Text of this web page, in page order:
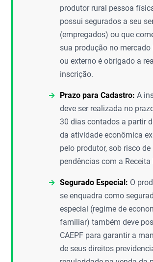
produtor rural pessoa
possui segurados a seu
(empregados) ou que
sua produção no mercado
ou externo é obrigado a
inscrição.
Prazo para Cadastro: A
deve ser realizada no
30 dias contados a partir
da atividade econômica
pelo produtor, sob risco de
pendências com a Receita
Segurado Especial: O
se enquadra como
especial (regime de
familiar) também deve
CAEPF para garantir a
de seus direitos